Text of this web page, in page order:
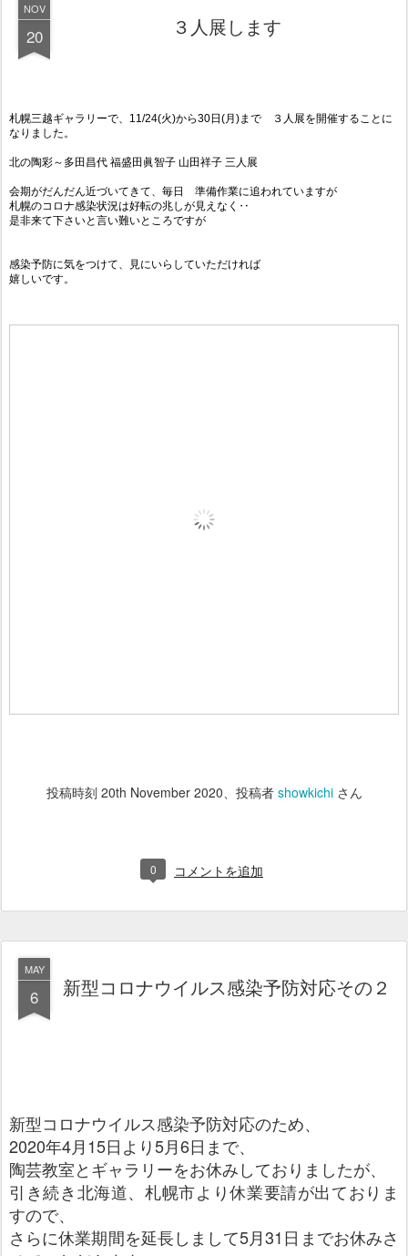
NOV
20 ３人展します
札幌三越ギャラリーで、11/24(火)から30日(月)まで ３人展を開催することに
なりました。
北の陶彩～多田昌代 福盛田眞智子 山田祥子 三人展
会期がだんだん近づいてきて、毎日 準備作業に追われていますが
札幌のコロナ感染状況は好転の兆しが見えなく‥
是非来て下さいと言い難いところですが
感染予防に気をつけて、見にいらしていただければ
嬉しいです。
投稿時刻 20th November 2020、投稿者 showkichiさん
0 コメントを追加
MAY
6 新型コロナウイルス感染予防対応その２
新型コロナウイルス感染予防対応のため、
2020年4月15日より5月6日まで、
陶芸教室とギャラリーをお休みしておりましたが、
引き続き北海道、札幌市より休業要請が出ておりま
すので、
さらに休業期間を延長しまして5月31日までお休みさ